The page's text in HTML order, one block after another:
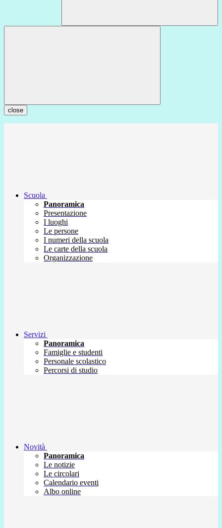
close
Scuola
Panoramica
Presentazione
I luoghi
Le persone
I numeri della scuola
Le carte della scuola
Organizzazione
Servizi
Panoramica
Famiglie e studenti
Personale scolastico
Percorsi di studio
Novità
Panoramica
Le notizie
Le circolari
Calendario eventi
Albo online